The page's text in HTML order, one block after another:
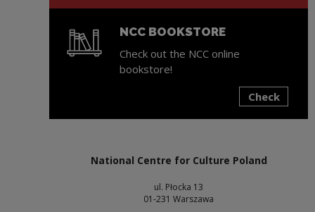
NCC BOOKSTORE
Check out the NCC online
bookstore!
Check
National Centre for Culture Poland
ul. Płocka 13
01-231 Warszawa